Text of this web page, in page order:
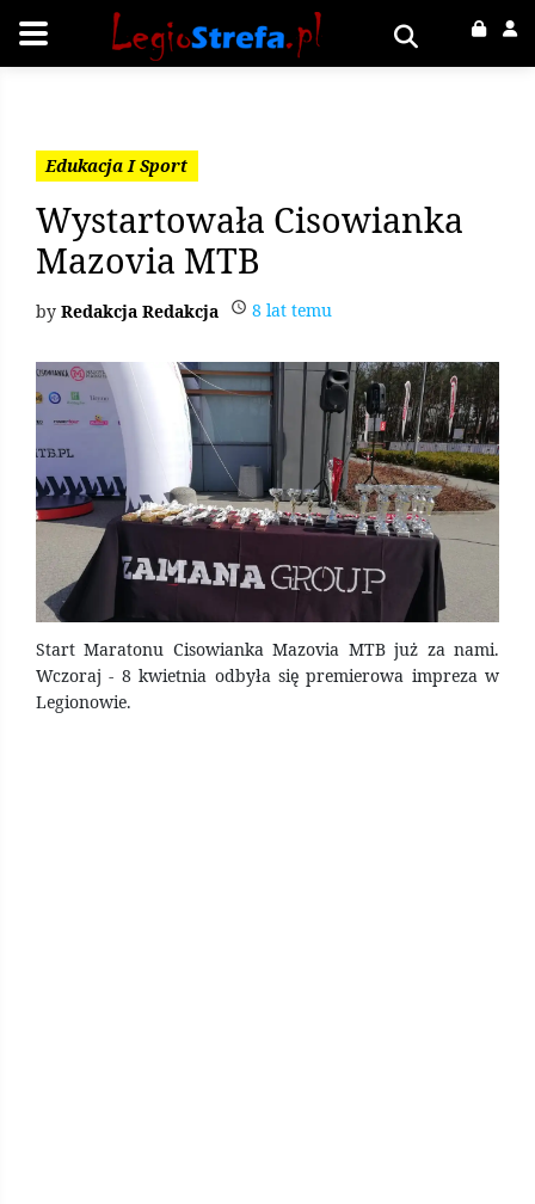
Edukacja I Sport
Wystartowała Cisowianka
Mazovia MTB
Redakcja Redakcja 8 lat temu
Start Maratonu Cisowianka Mazovia MTB już za nami.
Wczoraj - 8 kwietnia odbyła się premierowa impreza w
Legionowie.